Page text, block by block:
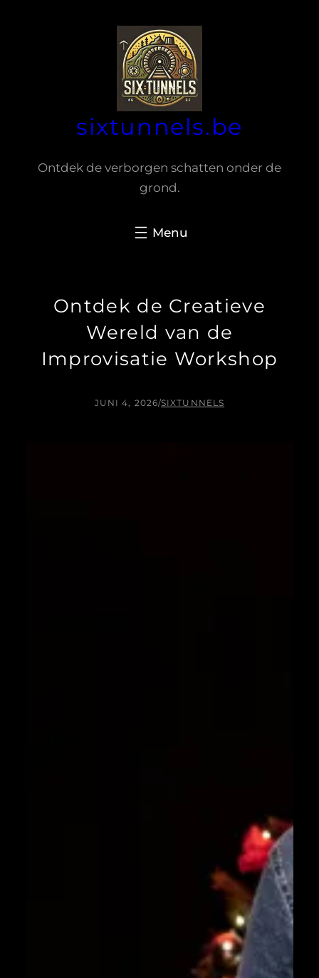
sixtunnels.be
Ontdek de verborgen schatten onder de
grond.
Ontdek de Creatieve
Wereld van de
Improvisatie Workshop
JUNI 4, 2026/SIXTUNNELS